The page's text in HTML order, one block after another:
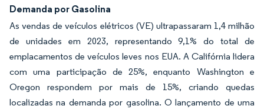
Demanda por Gasolina
As vendas de veículos elétricos (VE) ultrapassaram 1,4 milhão
de unidades em 2023, representando 9,1% do total de
emplacamentos de veículos leves nos EUA. A Califórnia lidera
com uma participação de 25%, enquanto Washington e
Oregon respondem por mais de 15%, criando quedas
localizadas na demanda por gasolina. O lançamento de uma